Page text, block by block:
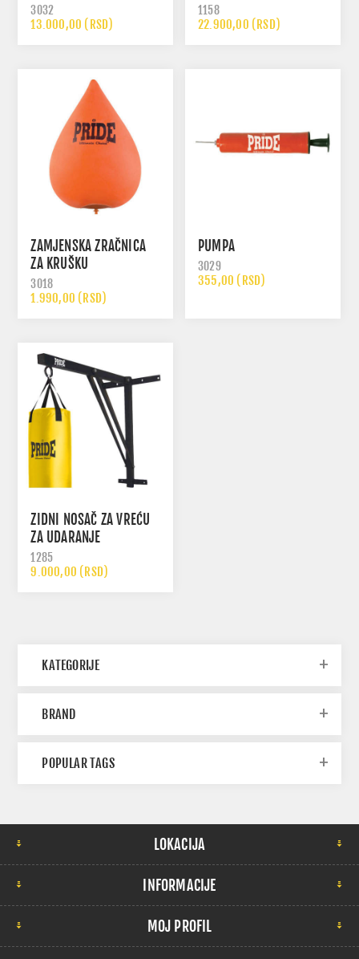
3032
13.000,00 (RSD)
1158
22.900,00 (RSD)
ZAMJENSKA ZRAČNICA
ZA KRUŠKU
3018
1.990,00 (RSD)
PUMPA
3029
355,00 (RSD)
ZIDNI NOSAČ ZA VREĆU
ZA UDARANJE
1285
9.000,00 (RSD)
KATEGORIJE
BRAND
POPULAR TAGS
LOKACIJA
INFORMACIJE
MOJ PROFIL